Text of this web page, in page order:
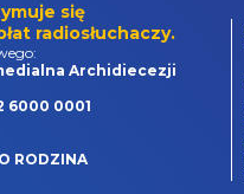
się
radiosłuchaczy.
Archidiecezji
6000 0001
RODZINA